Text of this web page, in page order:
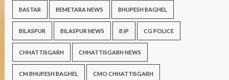
BASTAR BEMETARA NEWS BHUPESH BAGHEL
BILASPUR BILASPUR NEWS BJP CG POLICE
CHHATTISGARH CHHATTISGARH NEWS
CM BHUPESH BAGHEL CMO CHHATTISGARH